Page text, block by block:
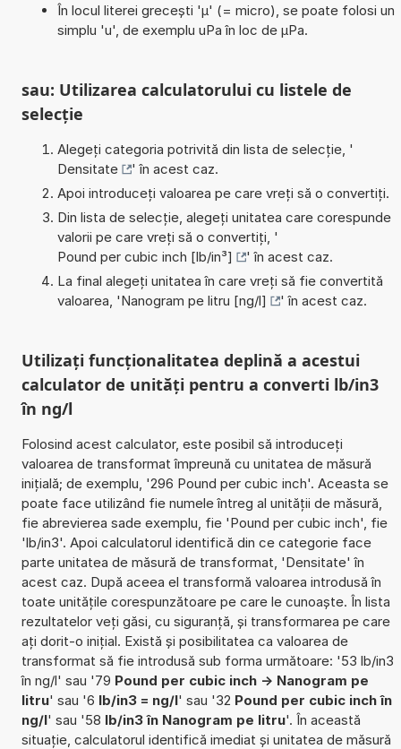
În locul literei grecești 'µ' (= micro), se poate folosi un
simplu 'u', de exemplu uPa în loc de µPa.
sau: Utilizarea calculatorului cu listele de
selecție
Alegeți categoria potrivită din lista de selecție, '
Densitate
' în acest caz.
Apoi introduceți valoarea pe care vreți să o convertiți.
Din lista de selecție, alegeți unitatea care corespunde
valorii pe care vreți să o convertiți, '
Pound per cubic inch [lb/in³]
' în acest caz.
La final alegeți unitatea în care vreți să fie convertită
valoarea, 'Nanogram pe litru [ng/l] ' în acest caz.
Utilizați funcționalitatea deplină a acestui
calculator de unități pentru a converti lb/in3
în ng/l
Folosind acest calculator, este posibil să introduceți
valoarea de transformat împreună cu unitatea de măsură
inițială; de exemplu, '296 Pound per cubic inch'. Aceasta se
poate face utilizând fie numele întreg al unității de măsură,
fie abrevierea sade exemplu, fie 'Pound per cubic inch', fie
'lb/in3'. Apoi calculatorul identifică din ce categorie face
parte unitatea de măsură de transformat, 'Densitate' în
acest caz. După aceea el transformă valoarea introdusă în
toate unitățile corespunzătoare pe care le cunoaște. În lista
rezultatelor veți găsi, cu siguranță, și transformarea pe care
ați dorit-o inițial. Există și posibilitatea ca valoarea de
transformat să fie introdusă sub forma următoare: '53 lb/in3
în ng/l' sau '79 Pound per cubic inch -> Nanogram pe
litru' sau '6 lb/in3 = ng/l' sau '32 Pound per cubic inch în
ng/l' sau '58 lb/in3 în Nanogram pe litru'. În această
situație, calculatorul identifică imediat și unitatea de măsură